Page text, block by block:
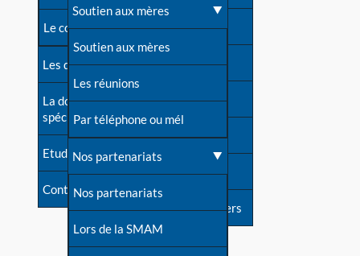
Une difficulté d'allaitement ?
Cas particuliers
Mythes et vérités
Devenir animatrice ?
Une question sur le site
Le congrès
Les dossiers de l'allaitement
La documentation
spécialisée
Etudes récentes
Contact
Contact presse
Dossier de presse
Soutenir LLL
Livre d'or
Forum
S'inscrire à nos newsletters
Soutien aux mères
Soutien aux mères
Les réunions
Par téléphone ou mél
Nos partenariats
Nos partenariats
Lors de la SMAM